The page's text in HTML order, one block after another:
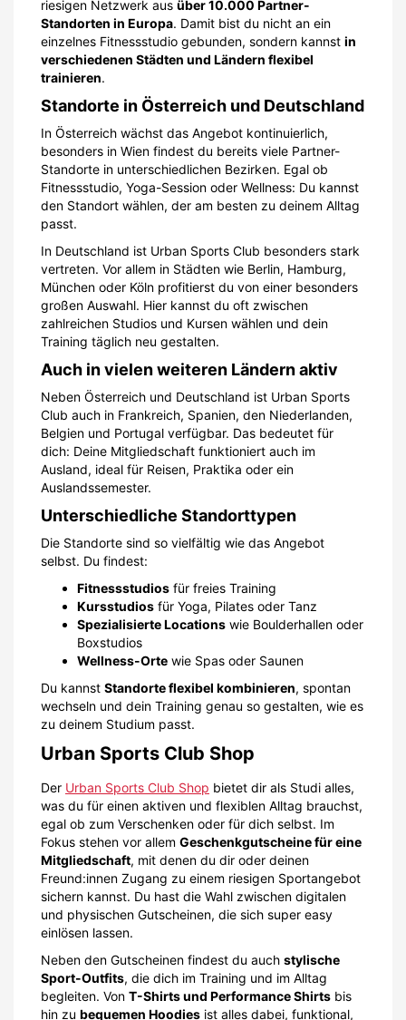
riesigen Netzwerk aus über 10.000 Partner-
Standorten in Europa. Damit bist du nicht an ein
einzelnes Fitnessstudio gebunden, sondern kannst in
verschiedenen Städten und Ländern flexibel
trainieren.
Standorte in Österreich und Deutschland
In Österreich wächst das Angebot kontinuierlich,
besonders in Wien findest du bereits viele Partner-
Standorte in unterschiedlichen Bezirken. Egal ob
Fitnessstudio, Yoga-Session oder Wellness: Du kannst
den Standort wählen, der am besten zu deinem Alltag
passt.
In Deutschland ist Urban Sports Club besonders stark
vertreten. Vor allem in Städten wie Berlin, Hamburg,
München oder Köln profitierst du von einer besonders
großen Auswahl. Hier kannst du oft zwischen
zahlreichen Studios und Kursen wählen und dein
Training täglich neu gestalten.
Auch in vielen weiteren Ländern aktiv
Neben Österreich und Deutschland ist Urban Sports
Club auch in Frankreich, Spanien, den Niederlanden,
Belgien und Portugal verfügbar. Das bedeutet für
dich: Deine Mitgliedschaft funktioniert auch im
Ausland, ideal für Reisen, Praktika oder ein
Auslandssemester.
Unterschiedliche Standorttypen
Die Standorte sind so vielfältig wie das Angebot
selbst. Du findest:
Fitnessstudios für freies Training
Kursstudios für Yoga, Pilates oder Tanz
Spezialisierte Locations wie Boulderhallen oder
Boxstudios
Wellness-Orte wie Spas oder Saunen
Du kannst Standorte flexibel kombinieren, spontan
wechseln und dein Training genau so gestalten, wie es
zu deinem Studium passt.
Urban Sports Club Shop
Der Urban Sports Club Shop bietet dir als Studi alles,
was du für einen aktiven und flexiblen Alltag brauchst,
egal ob zum Verschenken oder für dich selbst. Im
Fokus stehen vor allem Geschenkgutscheine für eine
Mitgliedschaft, mit denen du dir oder deinen
Freund:innen Zugang zu einem riesigen Sportangebot
sichern kannst. Du hast die Wahl zwischen digitalen
und physischen Gutscheinen, die sich super easy
einlösen lassen.
Neben den Gutscheinen findest du auch stylische
Sport-Outfits, die dich im Training und im Alltag
begleiten. Von T-Shirts und Performance Shirts bis
hin zu bequemen Hoodies ist alles dabei, funktional,